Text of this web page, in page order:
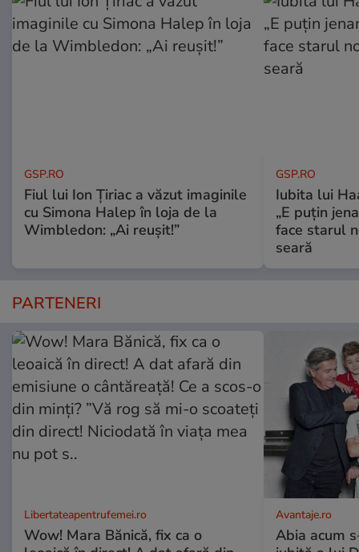
GSP.RO
Fiul lui Ion Țiriac a văzut imaginile
cu Simona Halep în loja de la
Wimbledon: „Ai reușit!”
GSP.RO
Iubita lui
„E puțin
face starul
seară
PARTENERI
Libertateapentrufemei.ro
Wow! Mara Bănică, fix ca o
Avantaje.ro
Abia acum